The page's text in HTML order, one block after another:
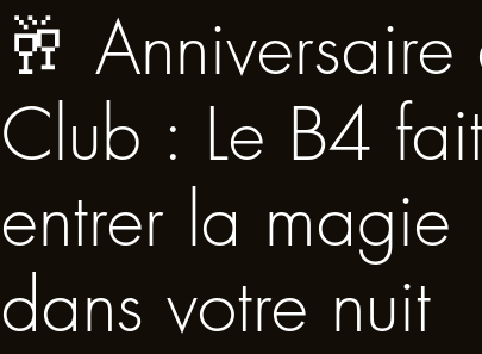
🥂 Anniversaire
Club : Le B4
entrer la magie
dans votre nuit